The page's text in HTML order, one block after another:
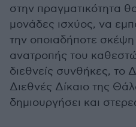
στην πραγματικότητα
μονάδες ισχύος, να
την οποιαδήποτε
ανατροπής του
διεθνείς συνθήκες, το
Διεθνές Δίκαιο της
δημιουργήσει και